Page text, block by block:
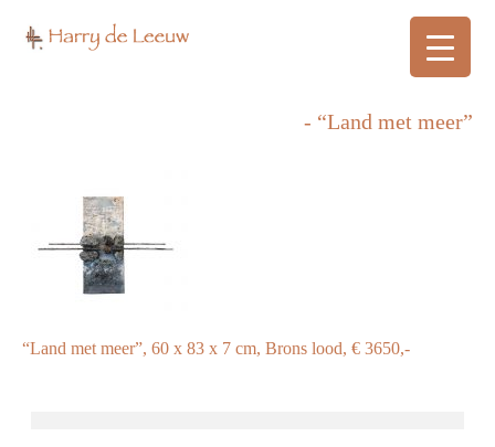
- “Land met meer”
“Land met meer”, 60 x 83 x 7 cm, Brons lood, € 3650,-